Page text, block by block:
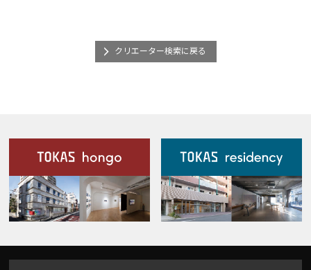
クリエーター検索に戻る
施設案内
Our Facilities